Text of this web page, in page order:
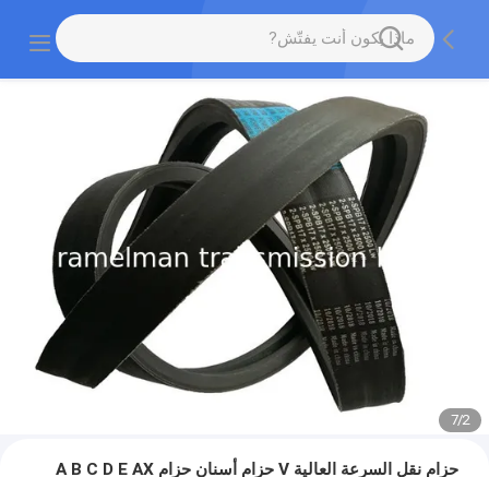
2
/
7
حزام نقل السرعة العالية V حزام أسنان حزام A B C D E AX